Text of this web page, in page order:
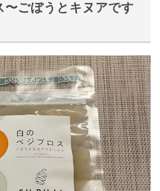
〜ごぼうとキヌアです